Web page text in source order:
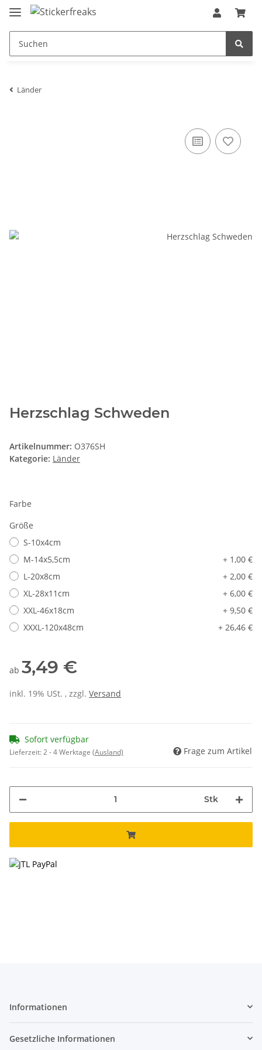
Länder
Herzschlag Schweden
Artikelnummer: O376SH
Kategorie: Länder
Farbe
Größe
S-10x4cm
M-14x5,5cm
+ 1,00 €
L-20x8cm
+ 2,00 €
XL-28x11cm
+ 6,00 €
XXL-46x18cm
+ 9,50 €
XXXL-120x48cm
+ 26,46 €
ab 3,49 €
inkl. 19% USt. , zzgl. Versand
Sofort verfügbar
Lieferzeit:2 - 4 Werktage (Ausland) Frage zum Artikel
Stk
Informationen
Gesetzliche Informationen